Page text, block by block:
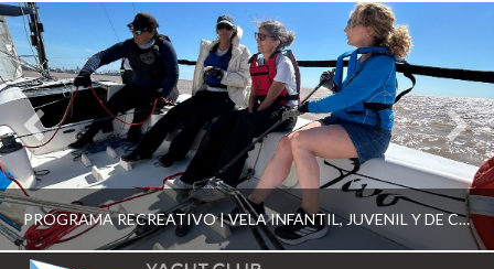
PROGRAMA RECREATIVO | VELA INFANTIL, JUVENIL Y DE CRUCERO 2026